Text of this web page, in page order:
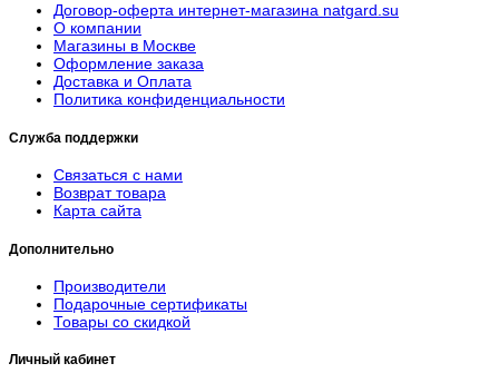
Договор-оферта интернет-магазина natgard.su
О компании
Магазины в Москве
Оформление заказа
Доставка и Оплата
Политика конфиденциальности
Служба поддержки
Связаться с нами
Возврат товара
Карта сайта
Дополнительно
Производители
Подарочные сертификаты
Товары со скидкой
Личный кабинет